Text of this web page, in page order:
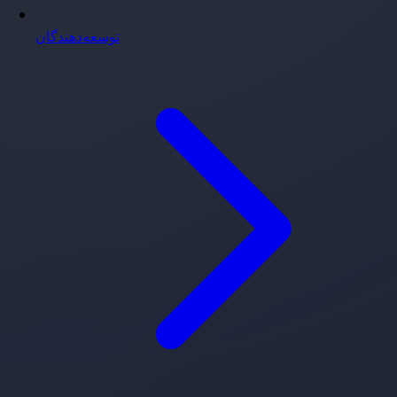
توسعه‌دهندگان